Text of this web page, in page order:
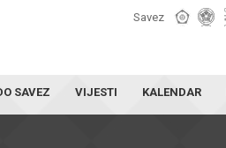
Savez
SAVEZ VIJESTI KALENDAR